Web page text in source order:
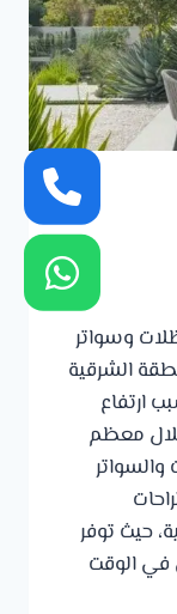
وسواتر
الشرقية
ارتفاع
معظم
حيث توفر
في الوقت